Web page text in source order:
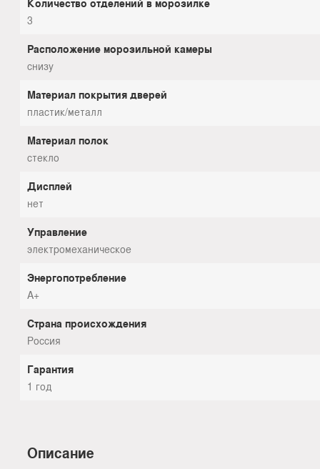
3
Расположение морозильной камеры
снизу
Материал покрытия дверей
пластик/металл
Материал полок
стекло
Дисплей
нет
Управление
электромеханическое
Энергопотребление
A+
Страна происхождения
Россия
Гарантия
1 год
Описание